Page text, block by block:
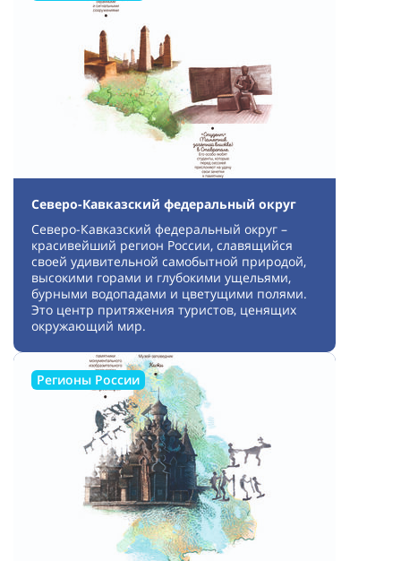
Северо-Кавказский федеральный округ
Северо-Кавказский федеральный округ –
красивейший регион России, славящийся
своей удивительной самобытной природой,
высокими горами и глубокими ущельями,
бурными водопадами и цветущими полями.
Это центр притяжения туристов, ценящих
окружающий мир.
Регионы России